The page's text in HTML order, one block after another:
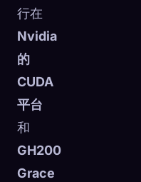
行在
Nvidia
的
CUDA
平台
和
GH200
Grace